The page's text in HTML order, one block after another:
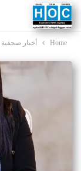
Home أخبار صحفية